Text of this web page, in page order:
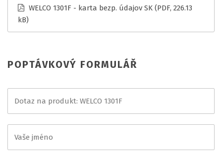
WELCO 1301F - karta bezp. údajov SK (PDF, 226.13
kB)
POPTÁVKOVÝ FORMULÁŘ